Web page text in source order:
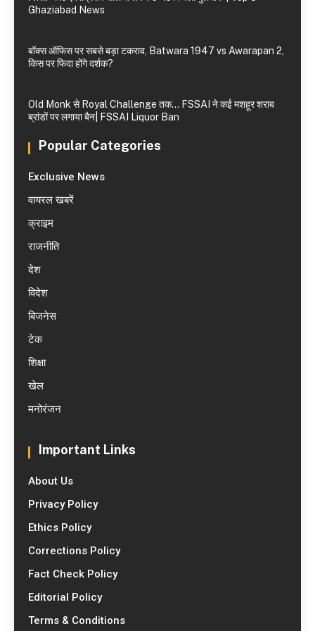
Ghaziabad News
बॉक्स ऑफिस पर सबसे बड़ा टकराव, Batwara 1947 vs Awarapan 2,
किस पर फिदा होंगे दर्शक?
Old Monk से Royal Challenge तक… FSSAI ने कई मशहूर शराब
ब्रांडों पर लगाया बैन| FSSAI Liquor Ban
Popular Categories
Exclusive News
वायरल खबरें
क्राइम
राजनीति
देश
विदेश
बिजनेस
टेक
शिक्षा
खेल
मनोरंजन
Important Links
About Us
Privacy Policy
Ethics Policy
Corrections Policy
Fact Check Policy
Editorial Policy
Terms & Conditions